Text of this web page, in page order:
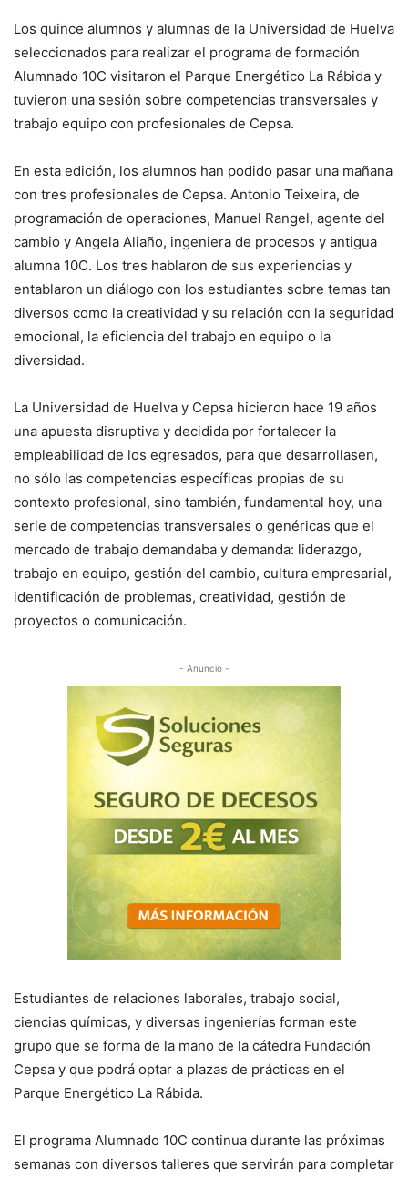
Los quince alumnos y alumnas de la Universidad de Huelva
seleccionados para realizar el programa de formación
Alumnado 10C visitaron el Parque Energético La Rábida y
tuvieron una sesión sobre competencias transversales y
trabajo equipo con profesionales de Cepsa.
En esta edición, los alumnos han podido pasar una mañana
con tres profesionales de Cepsa. Antonio Teixeira, de
programación de operaciones, Manuel Rangel, agente del
cambio y Angela Aliaño, ingeniera de procesos y antigua
alumna 10C. Los tres hablaron de sus experiencias y
entablaron un diálogo con los estudiantes sobre temas tan
diversos como la creatividad y su relación con la seguridad
emocional, la eficiencia del trabajo en equipo o la
diversidad.
La Universidad de Huelva y Cepsa hicieron hace 19 años
una apuesta disruptiva y decidida por fortalecer la
empleabilidad de los egresados, para que desarrollasen,
no sólo las competencias específicas propias de su
contexto profesional, sino también, fundamental hoy, una
serie de competencias transversales o genéricas que el
mercado de trabajo demandaba y demanda: liderazgo,
trabajo en equipo, gestión del cambio, cultura empresarial,
identificación de problemas, creatividad, gestión de
proyectos o comunicación.
- Anuncio -
Estudiantes de relaciones laborales, trabajo social,
ciencias químicas, y diversas ingenierías forman este
grupo que se forma de la mano de la cátedra Fundación
Cepsa y que podrá optar a plazas de prácticas en el
Parque Energético La Rábida.
El programa Alumnado 10C continua durante las próximas
semanas con diversos talleres que servirán para completar